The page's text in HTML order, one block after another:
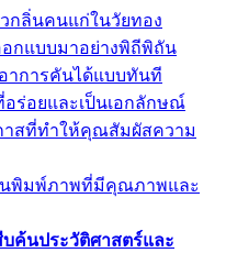
กลิ่นคนแก่ในวัยทอง
อกแบบมาอย่างพิถีพิถัน
าการคันได้แบบทันที
อร่อยและเป็นเอกลักษณ์
าสที่ทำให้คุณสัมผัสความ
นพิมพ์ภาพที่มีคุณภาพและ
บค้นประวัติศาสตร์และ